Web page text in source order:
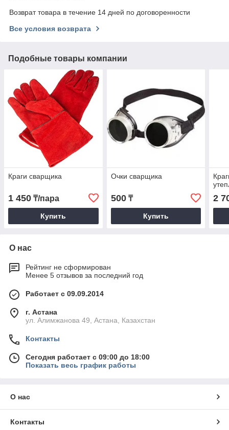
Возврат товара в течение 14 дней по договоренности
Все условия возврата
Подобные товары компании
Краги сварщика
1 450 ₸/пара
Купить
Очки сварщика
500₸
Купить
2
О нас
Рейтинг не сформирован
Менее 5 отзывов за последний год
Работает с 09.09.2014
г. Астана
ул. Алимжанова 49, Астана, Казахстан
Контакты
Сегодня работает с 09:00 до 18:00
Показать весь график работы
О нас
Контакты